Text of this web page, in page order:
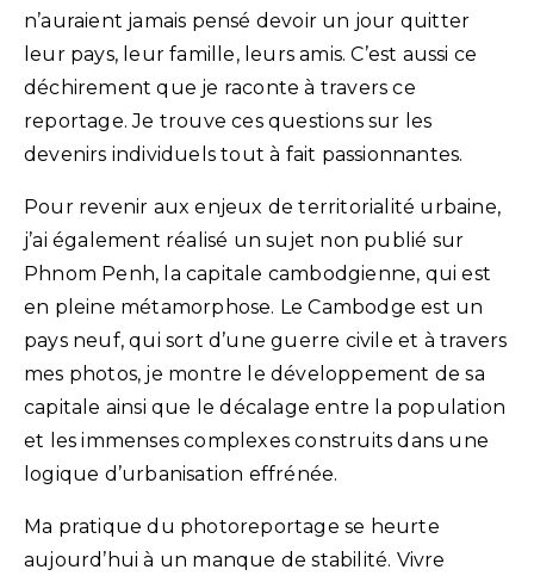
n’auraient jamais pensé devoir un jour quitter
leur pays, leur famille, leurs amis. C’est aussi ce
déchirement que je raconte à travers ce
reportage. Je trouve ces questions sur les
devenirs individuels tout à fait passionnantes.
Pour revenir aux enjeux de territorialité urbaine,
j’ai également réalisé un sujet non publié sur
Phnom Penh, la capitale cambodgienne, qui est
en pleine métamorphose. Le Cambodge est un
pays neuf, qui sort d’une guerre civile et à travers
mes photos, je montre le développement de sa
capitale ainsi que le décalage entre la population
et les immenses complexes construits dans une
logique d’urbanisation effrénée.
Ma pratique du photoreportage se heurte
aujourd’hui à un manque de stabilité. Vivre